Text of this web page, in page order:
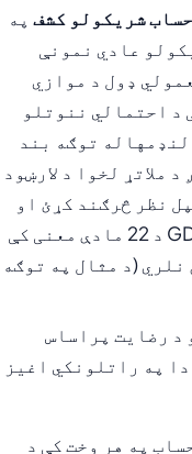
شریکولو کشف په
عادي نمونې
ډول د موازي
د احتمالي ننوتلو
توګه بند
ملاتړ لخوا د لارښود
نظر څرګند کړئ او
پریکړه ننګ کړئ. اوس مهال د GDPR د 22 مادې معنی کې
(د مثال په توګه
د رضایت پراساس
په راتلونکي اغیز
په هر وخت کې د